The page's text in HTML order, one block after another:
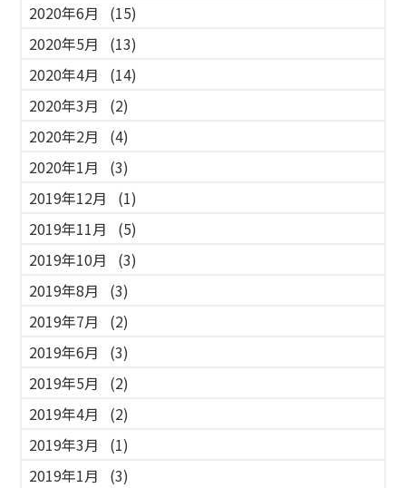
2020年6月
(15)
2020年5月
(13)
2020年4月
(14)
2020年3月
(2)
2020年2月
(4)
2020年1月
(3)
2019年12月
(1)
2019年11月
(5)
2019年10月
(3)
2019年8月
(3)
2019年7月
(2)
2019年6月
(3)
2019年5月
(2)
2019年4月
(2)
2019年3月
(1)
2019年1月
(3)